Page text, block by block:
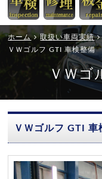
ホーム 取扱い車両実績
ＶＷゴルフ GTI 車検整備
ＶＷゴ
ＶＷゴルフ GTI 車